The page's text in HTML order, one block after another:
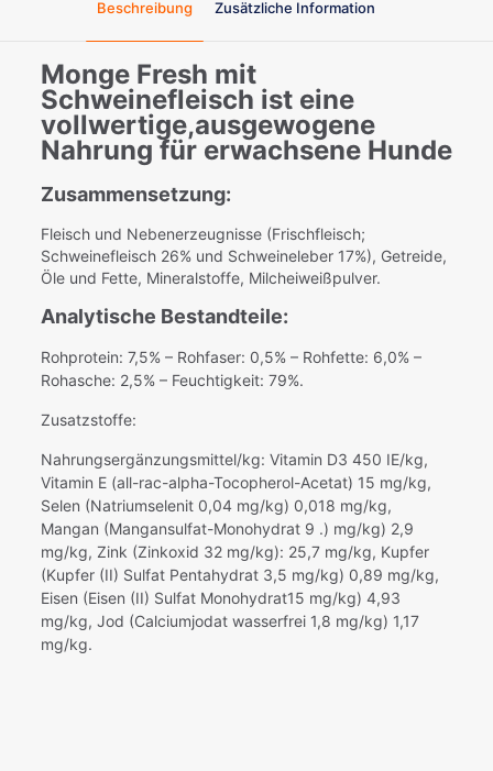
Beschreibung Zusätzliche Information
Monge Fresh mit
Schweinefleisch ist eine
vollwertige,ausgewogene
Nahrung für erwachsene Hunde
Zusammensetzung:
Fleisch und Nebenerzeugnisse (Frischfleisch;
Schweinefleisch 26% und Schweineleber 17%), Getreide,
Öle und Fette, Mineralstoffe, Milcheiweißpulver.
Analytische Bestandteile:
Rohprotein: 7,5% – Rohfaser: 0,5% – Rohfette: 6,0% –
Rohasche: 2,5% – Feuchtigkeit: 79%.
Zusatzstoffe:
Nahrungsergänzungsmittel/kg: Vitamin D3 450 IE/kg,
Vitamin E (all-rac-alpha-Tocopherol-Acetat) 15 mg/kg,
Selen (Natriumselenit 0,04 mg/kg) 0,018 mg/kg,
Mangan (Mangansulfat-Monohydrat 9 .) mg/kg) 2,9
mg/kg, Zink (Zinkoxid 32 mg/kg): 25,7 mg/kg, Kupfer
(Kupfer (II) Sulfat Pentahydrat 3,5 mg/kg) 0,89 mg/kg,
Eisen (Eisen (II) Sulfat Monohydrat15 mg/kg) 4,93
mg/kg, Jod (Calciumjodat wasserfrei 1,8 mg/kg) 1,17
mg/kg.